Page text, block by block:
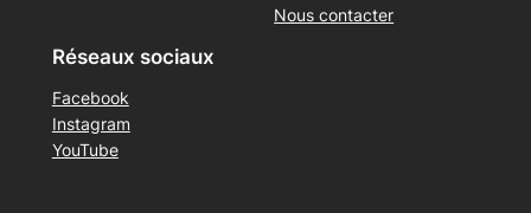
Nous contacter
Réseaux sociaux
Facebook
Instagram
YouTube